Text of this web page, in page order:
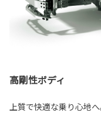
高剛性ボディ
上質で快適な乗り心地